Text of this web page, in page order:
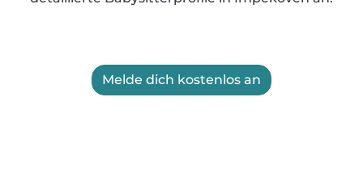
Melde dich kostenlos an